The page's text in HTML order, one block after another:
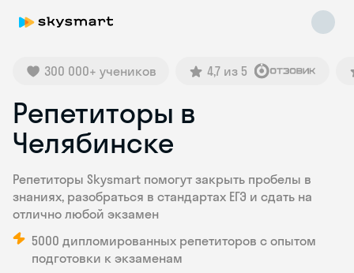
300 000+ учеников 4,7 из 5
Репетиторы в
Челябинске
Репетиторы Skysmart помогут закрыть пробелы в
знаниях, разобраться в стандартах ЕГЭ и сдать на
отлично любой экзамен
5000 дипломированных репетиторов с опытом
подготовки к экзаменам
Skysmart Chat
online